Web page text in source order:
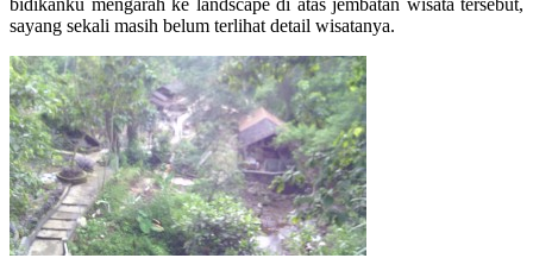
sayang sekali masih belum terlihat detail wisatanya.